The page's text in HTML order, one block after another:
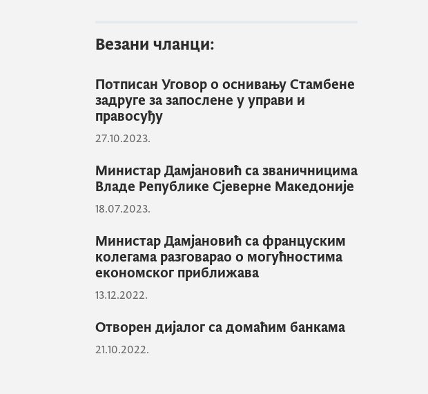
Везани чланци:
Потписан Уговор о оснивању Стамбене
задруге за запослене у управи и
правосуђу
27.10.2023.
Министар Дамјановић са званичницима
Владе Републике Сјеверне Македоније
18.07.2023.
Министар Дамјановић са француским
колегама разговарао о могућностима
економског приближава
13.12.2022.
Отворен дијалог са домаћим банкама
21.10.2022.